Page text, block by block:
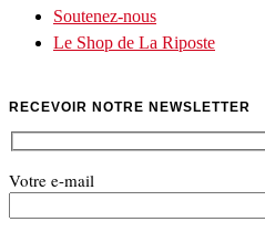
Soutenez-nous
Le Shop de La Riposte
RECEVOIR NOTRE NEWSLETTER
Votre e-mail